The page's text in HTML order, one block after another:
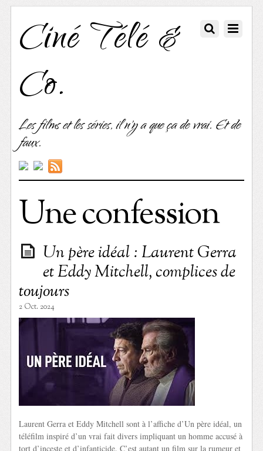
Ciné Télé &
Co.
Les films et les séries, il n'y a que ça de vrai. Et de
faux.
Une confession
Un père idéal : Laurent Gerra
et Eddy Mitchell, complices de
toujours
2 Oct. 2024
Laurent Gerra et Eddy Mitchell sont à l’affiche d’Un père idéal, un
téléfilm inspiré d’un vrai fait divers impliquant un homme accusé à
tort d’inceste et d’infanticide. C’est autant un film sur la rumeur et